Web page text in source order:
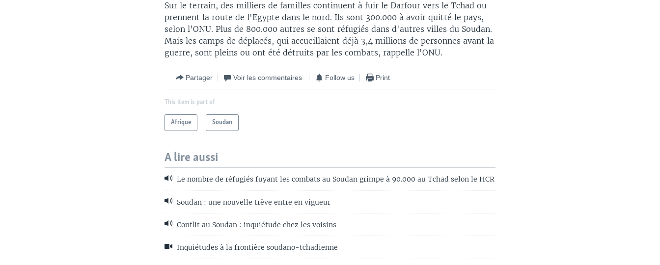
Sur le terrain, des milliers de familles continuent à fuir le Darfour vers le Tchad ou
prennent la route de l'Egypte dans le nord. Ils sont 300.000 à avoir quitté le pays,
selon l'ONU. Plus de 800.000 autres se sont réfugiés dans d'autres villes du Soudan.
Mais les camps de déplacés, qui accueillaient déjà 3,4 millions de personnes avant la
guerre, sont pleins ou ont été détruits par les combats, rappelle l'ONU.
Partager Voir les commentaires Follow us Print
This item is part of
Afrique Soudan
A lire aussi
Le nombre de réfugiés fuyant les combats au Soudan grimpe à 90.000 au Tchad selon le HCR
Soudan : une nouvelle trêve entre en vigueur
Conflit au Soudan : inquiétude chez les voisins
Inquiétudes à la frontière soudano-tchadienne